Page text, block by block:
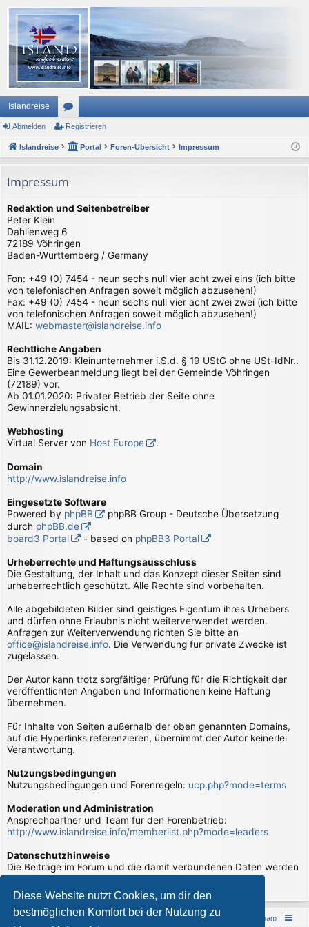
Diese Website nutzt Cookies, um dir den
bestmöglichen Komfort bei der Nutzung zu
Islandreise
or
en
Abmelden Registrieren
Islandreise Portal Foren-Übersicht Impressum
Impressum
Redaktion und Seitenbetreiber
Peter Klein
Dahlienweg 6
72189 Vöhringen
Baden-Württemberg / Germany
Fon: +49 (0) 7454 - neun sechs null vier acht zwei eins (ich bitte
von telefonischen Anfragen soweit möglich abzusehen!)
Fax: +49 (0) 7454 - neun sechs null vier acht zwei zwei (ich bitte
von telefonischen Anfragen soweit möglich abzusehen!)
MAIL: webmaster@islandreise.info
Rechtliche Angaben
Bis 31.12.2019: Kleinunternehmer i.S.d. § 19 UStG ohne USt-IdNr..
Eine Gewerbeanmeldung liegt bei der Gemeinde Vöhringen
(72189) vor.
Ab 01.01.2020: Privater Betrieb der Seite ohne
Gewinnerzielungsabsicht.
Webhosting
Virtual Server von Host Europe .
Domain
http://www.islandreise.info
Eingesetzte Software
Powered by phpBB
phpBB Group - Deutsche Übersetzung
durch phpBB.de
board3 Portal
- based on phpBB3 Portal
Urheberrechte und Haftungsausschluss
Die Gestaltung, der Inhalt und das Konzept dieser Seiten sind
urheberrechtlich geschützt. Alle Rechte sind vorbehalten.
Alle abgebildeten Bilder sind geistiges Eigentum ihres Urhebers
und dürfen ohne Erlaubnis nicht weiterverwendet werden.
Anfragen zur Weiterverwendung richten Sie bitte an
office@islandreise.info. Die Verwendung für private Zwecke ist
zugelassen.
Der Autor kann trotz sorgfältiger Prüfung für die Richtigkeit der
veröffentlichten Angaben und Informationen keine Haftung
übernehmen.
Für Inhalte von Seiten außerhalb der oben genannten Domains,
auf die Hyperlinks referenzieren, übernimmt der Autor keinerlei
Verantwortung.
Nutzungsbedingungen
Nutzungsbedingungen und Forenregeln: ucp.php?mode=terms
Moderation und Administration
Ansprechpartner und Team für den Forenbetrieb:
http://www.islandreise.info/memberlist.php?mode=leaders
Datenschutzhinweise
Die Beiträge im Forum und die damit verbundenen Daten werden
page/datenschutzhinweise
Islandreise Portal Foren-Übersicht Das Team